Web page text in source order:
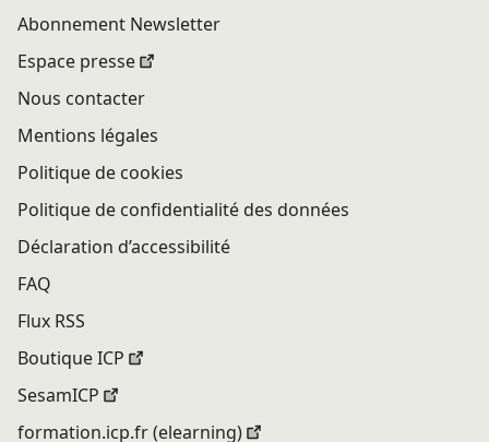
Abonnement Newsletter
Espace presse
Nous contacter
Mentions légales
Politique de cookies
Politique de confidentialité des données
Déclaration d’accessibilité
FAQ
Flux RSS
Boutique ICP
SesamICP
formation.icp.fr (elearning)